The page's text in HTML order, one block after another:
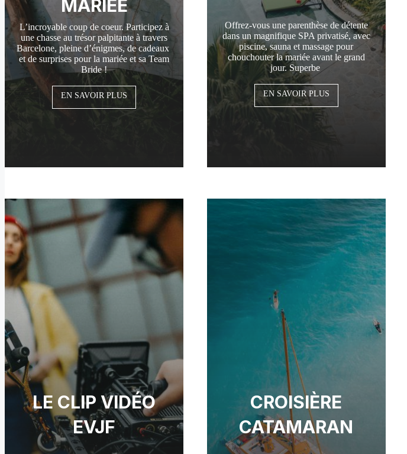
MARIÉE
L’incroyable coup de coeur.Participez à
une chasse au trésor palpitante à travers
Barcelone, pleine d’énigmes, de cadeaux
et de surprises pour la mariée et sa Team
Bride !
EN SAVOIR PLUS
Offrez-vous une parenthèse de détente
dans un magnifique SPA privatisé, avec
piscine, sauna et massage pour
chouchouter la mariée avant le grand
jour. Superbe
EN SAVOIR PLUS
LE CLIP VIDÉO
EVJF
CROISIÈRE
CATAMARAN